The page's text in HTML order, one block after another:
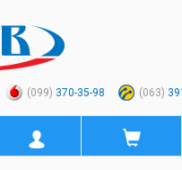
(099) 370-35-98 (063)